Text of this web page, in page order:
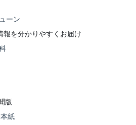
ーン
報を分かりやすくお届け
版
紙